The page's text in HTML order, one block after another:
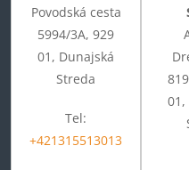
Povodská cesta
5994/3A, 929
01, Dunajská
Streda
Tel:
+421315513013
01,